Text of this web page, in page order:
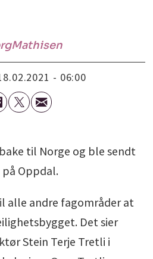
Mathisen
18.02.2021 - 06:00
til Norge og ble sendt
Oppdal.
alle andre fagområder at
Det sier
Stein Terje Tretli i